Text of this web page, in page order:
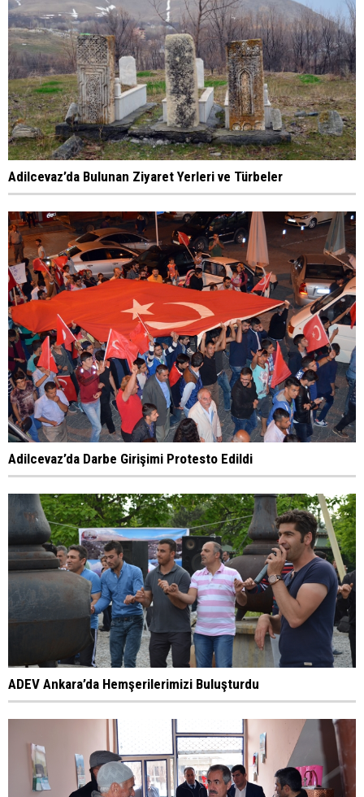
Adilcevaz’da Bulunan Ziyaret Yerleri ve Türbeler
Adilcevaz’da Darbe Girişimi Protesto Edildi
ADEV Ankara’da Hemşerilerimizi Buluşturdu